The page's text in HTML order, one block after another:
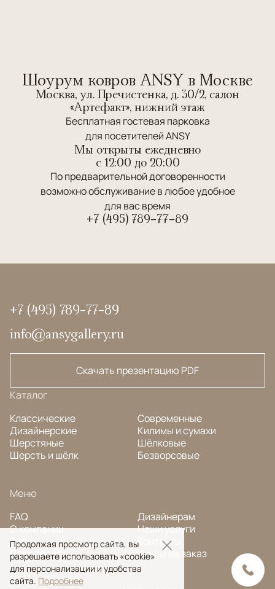
Шоурум ковров ANSY в Москве
Москва, ул. Пречистенка, д. 30/2, салон
«Артефакт», нижний этаж
Бесплатная гостевая парковка
для посетителей ANSY
Мы открыты ежедневно
c 12:00 до 20:00
По предварительной договоренности
возможно обслуживание в любое удобное
для вас время
+7 (495) 789-77-89
+7 (495) 789-77-89
info@ansygallery.ru
Скачать презентацию PDF
Каталог
Классические
Дизайнерские
Шерстяные
Шерсть и шёлк
Современные
Килимы и сумахи
Шёлковые
Безворсовые
Меню
FAQ
О компании
Блог
Портфолио
Дизайнерам
Наши услуги
Контакты
Ковры на заказ
Продолжая просмотр сайта, вы
разрешаете использовать «cookie»
для персонализации и удобства
сайта. Подробнее